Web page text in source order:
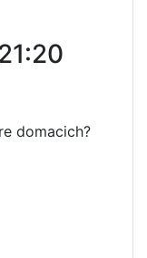
domacich?